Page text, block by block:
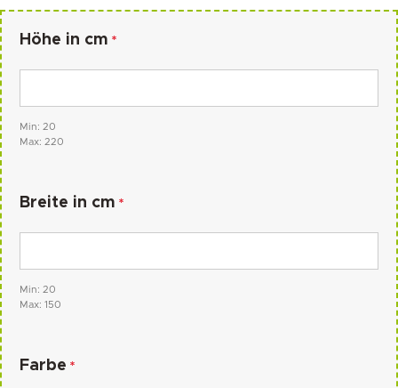
Höhe in cm *
Min: 20
Max: 220
Breite in cm *
Min: 20
Max: 150
Farbe *